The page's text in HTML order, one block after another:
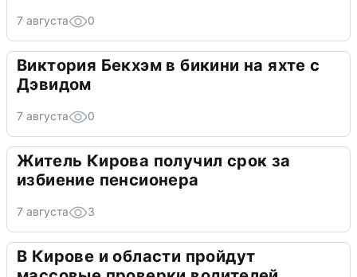
7 августа 0
Виктория Бекхэм в бикини на яхте с
Дэвидом
7 августа 0
Житель Кирова получил срок за
избиение пенсионера
7 августа 3
В Кирове и области пройдут